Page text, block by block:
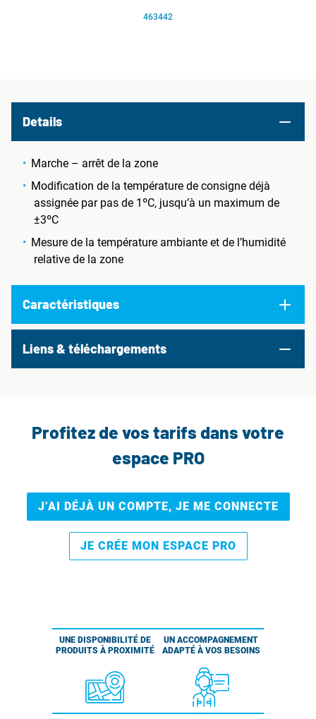
463442
Details
Marche – arrêt de la zone
Modification de la température de consigne déjà
assignée par pas de 1ºC, jusqu’à un maximum de
±3ºC
Mesure de la température ambiante et de l’humidité
relative de la zone
Caractéristiques
Liens & téléchargements
Profitez de vos tarifs dans votre
espace PRO
J’AI DÉJÀ UN COMPTE, JE ME CONNECTE
JE CRÉE MON ESPACE PRO
UNE DISPONIBILITÉ DE
PRODUITS À PROXIMITÉ
UN ACCOMPAGNEMENT
ADAPTÉ À VOS BESOINS